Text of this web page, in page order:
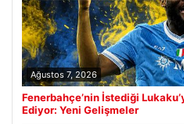
Ağustos 7, 2026
Fenerbahçe’nin İstediği
Ediyor: Yeni Gelişmeler